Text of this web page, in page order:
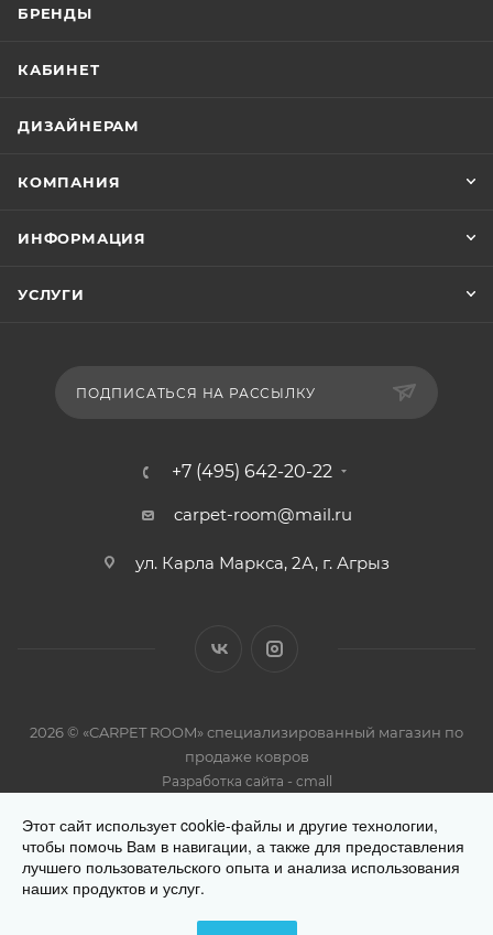
БРЕНДЫ
КАБИНЕТ
ДИЗАЙНЕРАМ
КОМПАНИЯ
ИНФОРМАЦИЯ
УСЛУГИ
ПОДПИСАТЬСЯ НА РАССЫЛКУ
+7 (495) 642-20-22
carpet-room@mail.ru
ул. Карла Маркса, 2А, г. Агрыз
2026 © «CARPET ROOM» специализированный магазин по
продаже ковров
Разработка сайта - cmall
Этот сайт использует cookie-файлы и другие технологии,
чтобы помочь Вам в навигации, а также для предоставления
лучшего пользовательского опыта и анализа использования
наших продуктов и услуг.